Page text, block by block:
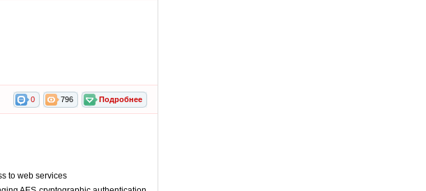
Подробнее
796
0
to web services